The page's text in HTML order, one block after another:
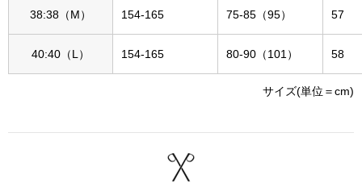
ネックレス
38:38（M） 154-165 75-85（95） 57
40:40（L） 154-165 80-90（101） 58
サイズ(単位＝cm)